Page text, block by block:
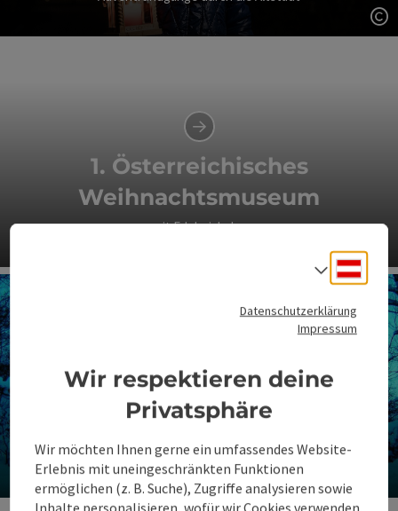
1. Österreichisches
Weihnachtsmuseum
mit Erlebnisbahn
Wallfahrtsort Christkindl
Datenschutzerklärung
Impressum
Wir respektieren deine
Privatsphäre
Wir möchten Ihnen gerne ein umfassendes Website-
Erlebnis mit uneingeschränkten Funktionen
ermöglichen (z. B. Suche), Zugriffe analysieren sowie
Inhalte personalisieren, wofür wir Cookies verwenden.